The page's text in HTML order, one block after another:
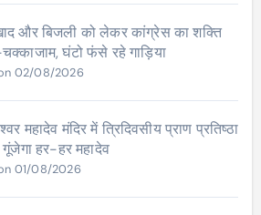
और बिजली को लेकर कांग्रेस का शक्ति
घंटो फंसे रहे गाड़िया
02/08/2026
महादेव मंदिर में त्रिदिवसीय प्राण प्रतिष्ठा
गूंजेगा हर-हर महादेव
01/08/2026